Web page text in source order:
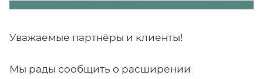
Уважаемые партнёры и клиенты!
Мы рады сообщить о расширении